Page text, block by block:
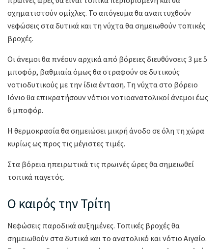
σχηματιστούν ομίχλες. Το απόγευμα θα αναπτυχθούν
νεφώσεις στα δυτικά και τη νύχτα θα σημειωθούν τοπικές
βροχές.
Οι άνεμοι θα πνέουν αρχικά από βόρειες διευθύνσεις 3 με 5
μποφόρ, βαθμιαία όμως θα στραφούν σε δυτικούς
νοτιοδυτικούς με την ίδια ένταση. Τη νύχτα στο βόρειο
Ιόνιο θα επικρατήσουν νότιοι νοτιοανατολικοί άνεμοι έως
6 μποφόρ.
Η θερμοκρασία θα σημειώσει μικρή άνοδο σε όλη τη χώρα
κυρίως ως προς τις μέγιστες τιμές.
Στα βόρεια ηπειρωτικά τις πρωινές ώρες θα σημειωθεί
τοπικά παγετός.
Ο καιρός την Τρίτη
Νεφώσεις παροδικά αυξημένες. Τοπικές βροχές θα
σημειωθούν στα δυτικά και το ανατολικό και νότιο Αιγαίο.